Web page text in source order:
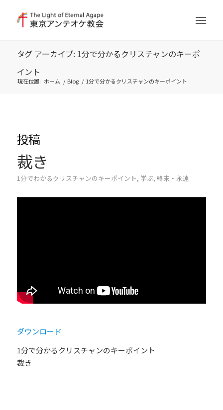
タグ アーカイブ: 1分で分かるクリスチャンのキーポ
イント
現在位置: ホーム / Blog / 1分で分かるクリスチャンのキーポイント
投稿
裁き
1分でわかるクリスチャンのキーポイント, 学ぶ, 終末・永遠
ダウンロード
1分で分かるクリスチャンのキーポイント
裁き